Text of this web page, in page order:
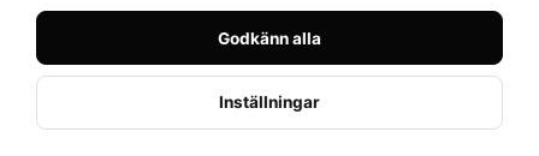
Godkänn alla
Inställningar